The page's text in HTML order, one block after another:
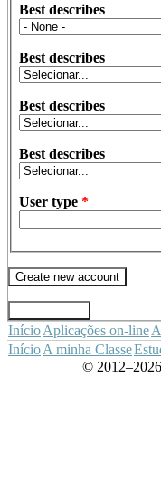
Best describes
Best describes
Best describes
Best describes
User type *
InícioAplicações on-line
InícioA minha Classe
©